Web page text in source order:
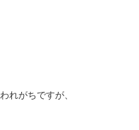
れがちですが、